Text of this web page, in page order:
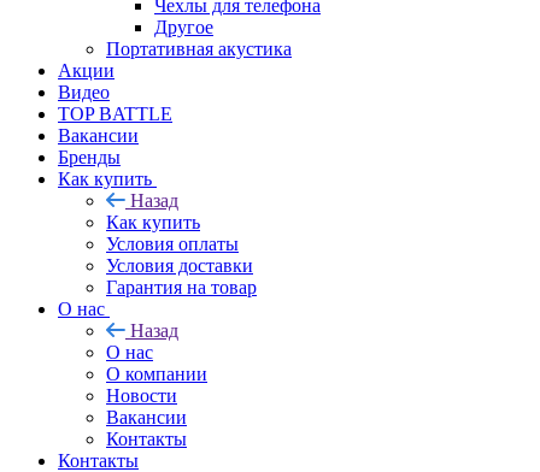
Чехлы для телефона
Другое
Портативная акустика
Акции
Видео
TOP BATTLE
Вакансии
Бренды
Как купить
Назад
Как купить
Условия оплаты
Условия доставки
Гарантия на товар
О нас
Назад
О нас
О компании
Новости
Вакансии
Контакты
Контакты